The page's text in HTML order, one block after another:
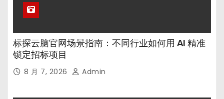
标探云脑官网场景指南：不同行业如何用 AI 精准
锁定招标项目
8 月 7, 2026 Admin